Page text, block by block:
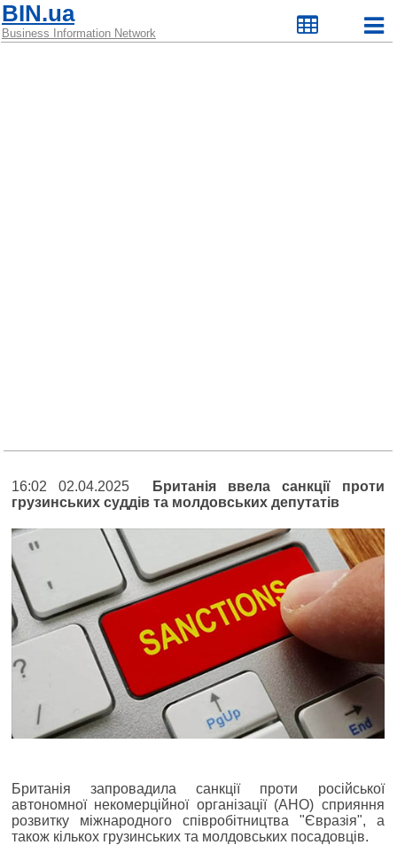
BIN.ua
Business Information Network
16:02 02.04.2025
Британія ввела санкції проти
грузинських суддів та молдовських депутатів
Британія запровадила санкції проти російської
автономної некомерційної організації (АНО) сприяння
розвитку міжнародного співробітництва "Євразія", а
також кількох грузинських та молдовських посадовців.